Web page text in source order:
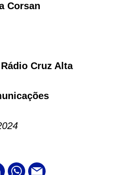
Corsan
Cruz Alta